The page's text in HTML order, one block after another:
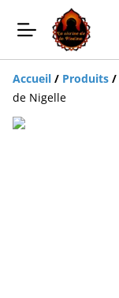
Accueil / Produits /
de Nigelle